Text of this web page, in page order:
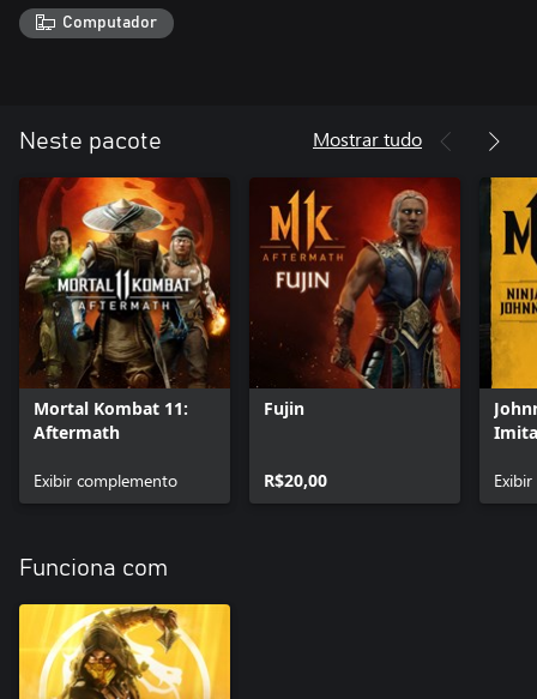
Computador
Neste pacote Mostrar tudo
Mortal Kombat 11:
Aftermath
Exibir complemento
Fujin
R$20,00
Funciona com